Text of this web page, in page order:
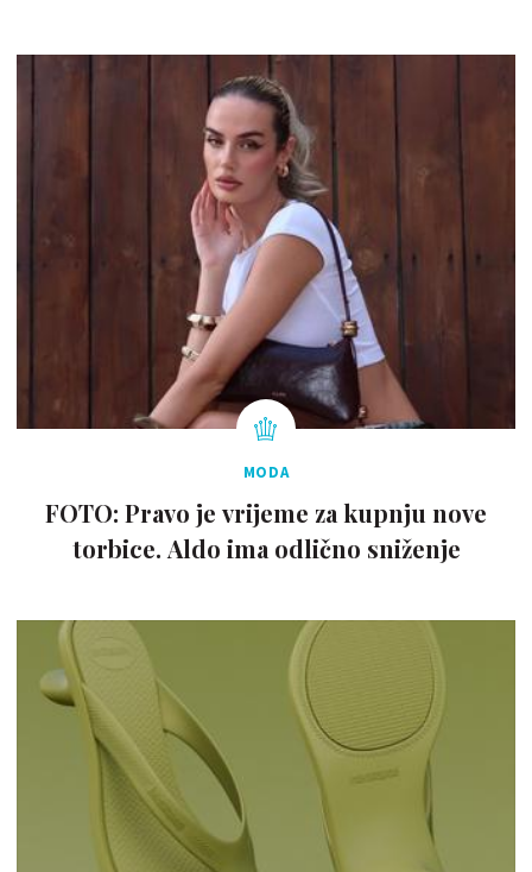
MODA
FOTO: Pravo je vrijeme za kupnju nove
torbice. Aldo ima odlično sniženje